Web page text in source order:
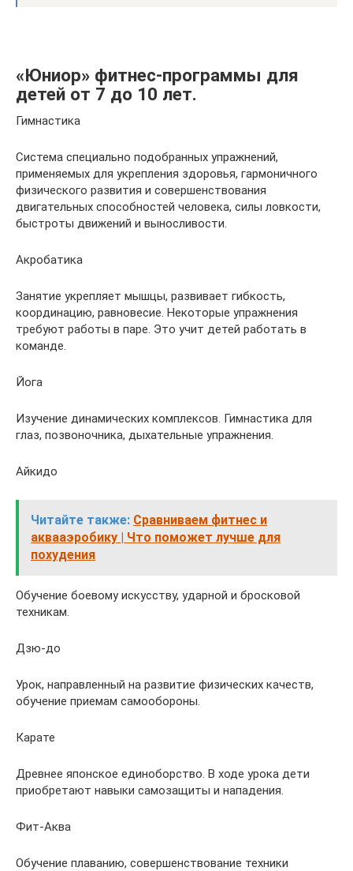
«Юниор» фитнес-программы для
детей от 7 до 10 лет.
Гимнастика
Система специально подобранных упражнений,
применяемых для укрепления здоровья, гармоничного
физического развития и совершенствования
двигательных способностей человека, силы ловкости,
быстроты движений и выносливости.
Акробатика
Занятие укрепляет мышцы, развивает гибкость,
координацию, равновесие. Некоторые упражнения
требуют работы в паре. Это учит детей работать в
команде.
Йога
Изучение динамических комплексов. Гимнастика для
глаз, позвоночника, дыхательные упражнения.
Айкидо
Читайте также: Сравниваем фитнес и
аквааэробику | Что поможет лучше для
похудения
Обучение боевому искусству, ударной и бросковой
техникам.
Дзю-до
Урок, направленный на развитие физических качеств,
обучение приемам самообороны.
Карате
Древнее японское единоборство. В ходе урока дети
приобретают навыки самозащиты и нападения.
Фит-Аква
Обучение плаванию, совершенствование техники